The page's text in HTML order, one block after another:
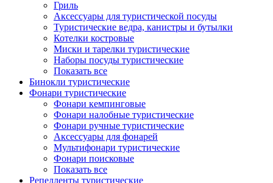
Гриль
Аксессуары для туристической посуды
Туристические ведра, канистры и бутылки
Котелки костровые
Миски и тарелки туристические
Наборы посуды туристические
Показать все
Бинокли туристические
Фонари туристические
Фонари кемпинговые
Фонари налобные туристические
Фонари ручные туристические
Аксессуары для фонарей
Мультифонари туристические
Фонари поисковые
Показать все
Репелленты туристические